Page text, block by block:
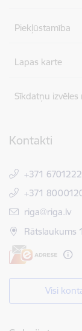
Piekļūstamība
Lapas karte
Sīkdatņu izvēles
Kontakti
+371
+371
E-pasts:
riga@riga.lv
Rātslaukums
Visi